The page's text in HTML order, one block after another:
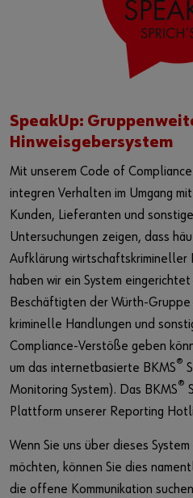
SpeakUp:
Hinweisgebersystem
Mit unserem Code of
integren Verhalten im Umgang
Kunden, Lieferanten und
Untersuchungen zeigen, dass
Aufklärung wirtschaftskrimineller
haben wir ein System
Beschäftigten der Würth-
kriminelle Handlungen und
Compliance-Verstöße geben
um das internetbasierte BKMS®
Monitoring System). Das BKMS®
Plattform unserer Reporting
Wenn Sie uns über dieses
möchten, können Sie dies
die offene Kommunikation